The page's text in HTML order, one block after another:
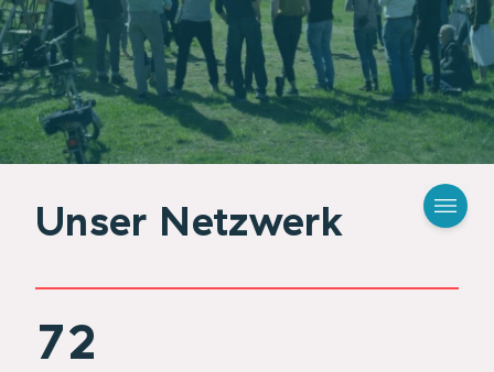
Unser Netzwerk
72